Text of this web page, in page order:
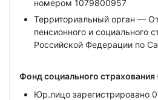
номером 1079800957
Территориальный орган —
пенсионного и социального
Российской Федерации по
Фонд социального
Юр.лицо зарегистрировано